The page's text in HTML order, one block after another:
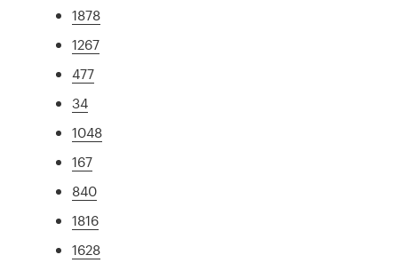
1878
1267
477
34
1048
167
840
1816
1628